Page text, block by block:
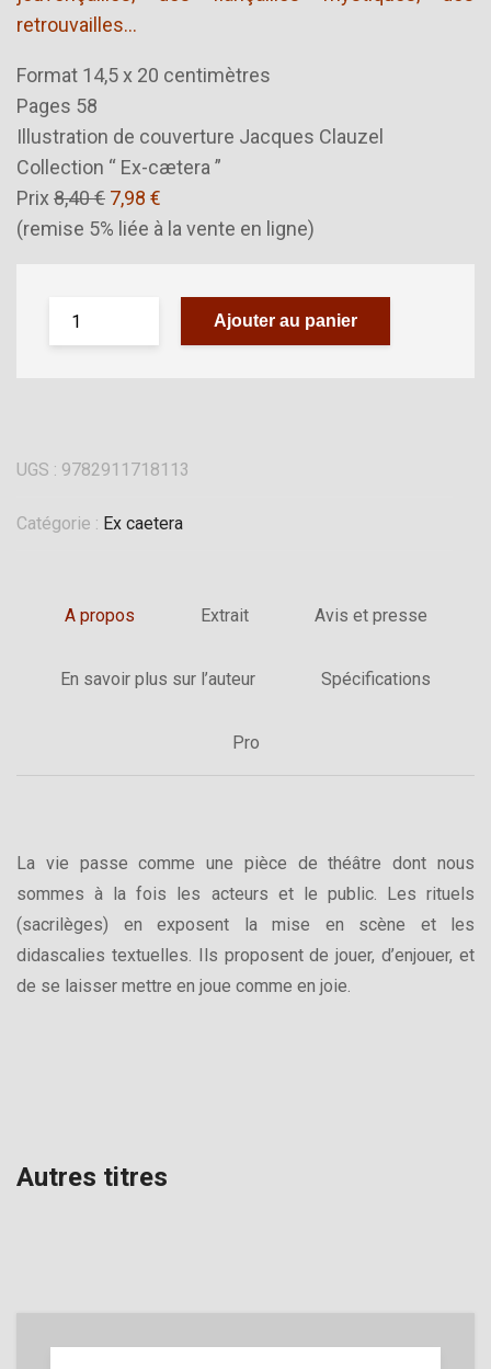
retrouvailles…
Format 14,5 x 20 centimètres
Pages 58
Illustration de couverture Jacques Clauzel
Collection “ Ex-cætera ”
Prix8,40 € 7,98 €
(remise 5% liée à la vente en ligne)
Ajouter au panier
UGS : 9782911718113
Catégorie : Ex caetera
A propos Extrait Avis et presse
En savoir plus sur l’auteur Spécifications
Pro
La vie passe comme une pièce de théâtre dont nous
sommes à la fois les acteurs et le public. Les rituels
(sacrilèges) en exposent la mise en scène et les
didascalies textuelles. Ils proposent de jouer, d’enjouer, et
de se laisser mettre en joue comme en joie.
Autres titres